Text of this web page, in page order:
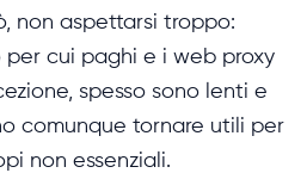
non aspettarsi troppo:
cui paghi e i web proxy
spesso sono lenti e
comunque tornare utili per
non essenziali.